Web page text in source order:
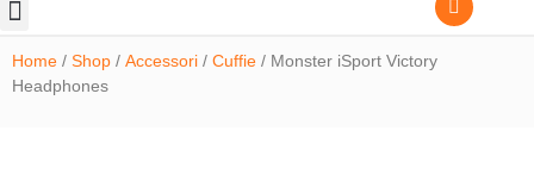
Home / Shop / Accessori / Cuffie / Monster iSport Victory
Headphones